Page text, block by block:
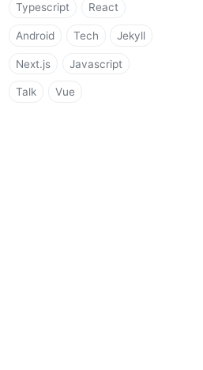
Typescript React
Android Tech Jekyll
Next.js Javascript
Talk Vue